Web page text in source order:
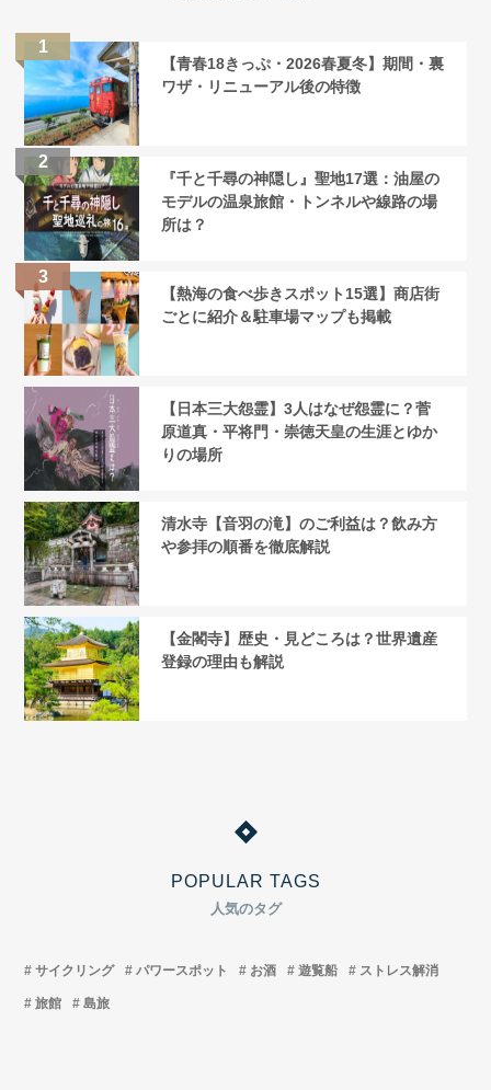
POPULAR TAGS
人気のタグ
サイクリング パワースポット お酒 遊覧船 ストレス解消
旅館 島旅
【青春18きっぷ・2026春夏冬】期間・裏
ワザ・リニューアル後の特徴
『千と千尋の神隠し』聖地17選：油屋の
モデルの温泉旅館・トンネルや線路の場
所は？
【熱海の食べ歩きスポット15選】商店街
ごとに紹介＆駐車場マップも掲載
【日本三大怨霊】3人はなぜ怨霊に？菅
原道真・平将門・崇徳天皇の生涯とゆか
りの場所
清水寺【音羽の滝】のご利益は？飲み方
や参拝の順番を徹底解説
【金閣寺】歴史・見どころは？世界遺産
登録の理由も解説